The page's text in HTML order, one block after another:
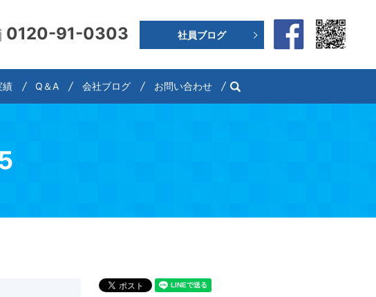
0120-91-0303
績 Q＆A 会社ブログ
社員ブログ
お問い合わせ search